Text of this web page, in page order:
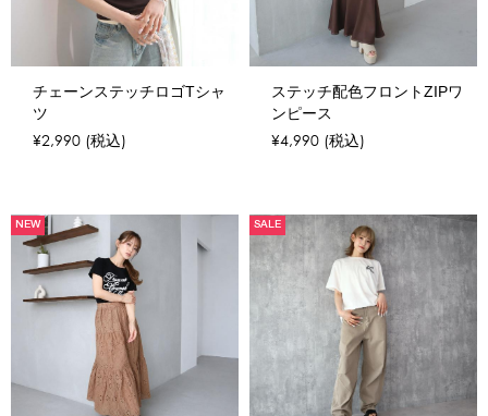
チェーンステッチロゴTシャ
ツ
¥2,990 (税込)
ステッチ配色フロントZIPワ
ンピース
¥4,990 (税込)
NEW SALE